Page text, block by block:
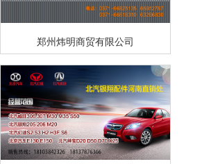
郑州炜明商贸有限公司